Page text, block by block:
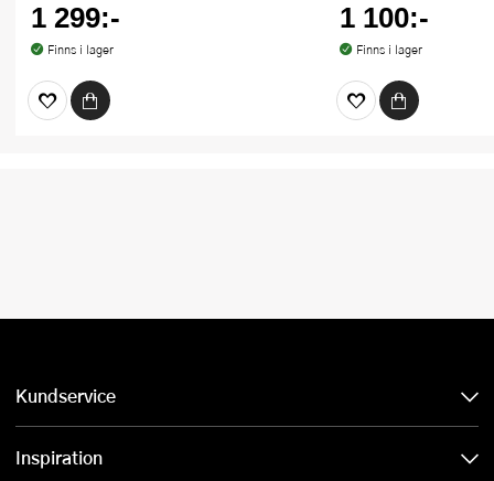
1 299:-
Finns i lager
1 100:-
Finns i lager
Kundservice
Inspiration